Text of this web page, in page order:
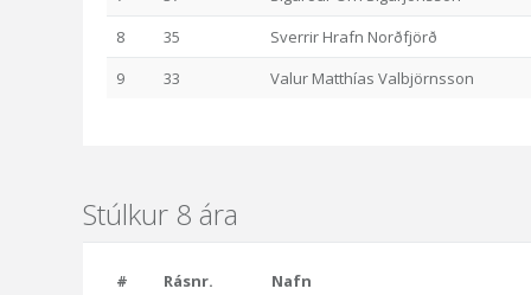
8
35
Sverrir Hrafn Norðfjörð
9
33 Valur Matthías Valbjörnsson
Stúlkur 8 ára
# Rásnr.
Nafn